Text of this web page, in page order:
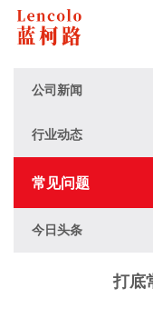
公司新闻
行业动态
常见问题
今日头条
打底